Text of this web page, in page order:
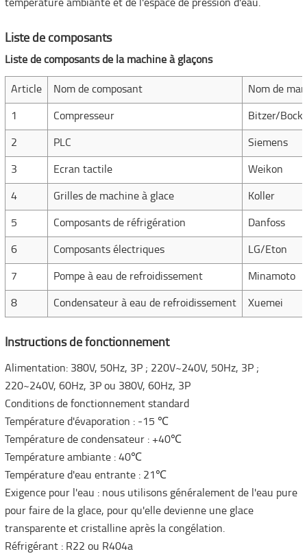
température ambiante et de l'espace de pression d'eau.
Liste de composants
Liste de composants de la machine à glaçons
Article Nom de composant Nom de
1 Compresseur Bitzer/
2 PLC Siemens
3 Ecran tactile Weikon
4 Grilles de machine à glace Koller
5 Composants de réfrigération Danfoss
6 Composants électriques LG/Eton
7 Pompe à eau de refroidissement Minamoto
8 Condensateur à eau de refroidissement Xuemei
Instructions de fonctionnement
Alimentation: 380V, 50Hz, 3P ; 220V~240V, 50Hz, 3P ;
220~240V, 60Hz, 3P ou 380V, 60Hz, 3P
Conditions de fonctionnement standard
Température d'évaporation : -15 ℃
Température de condensateur : +40℃
Température ambiante : 40℃
Température d'eau entrante : 21℃
Exigence pour l'eau : nous utilisons généralement de l'eau pure
pour faire de la glace, pour qu'elle devienne une glace
transparente et cristalline après la congélation.
Réfrigérant : R22 ou R404a